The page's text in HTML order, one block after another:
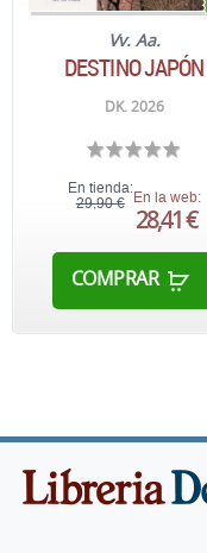
Vv. Aa.
DESTINO JAPÓN
DK. 2026
En tienda:
29,90 € En la web:
28,41 €
COMPRAR